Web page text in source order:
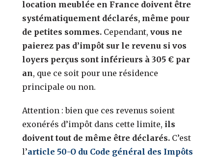
location meublée en France doivent être
systématiquement déclarés, même pour
de petites sommes. Cependant,vous ne
paierez pas d’impôt sur le revenu si vos
loyers perçus sont inférieurs à 305 € par
an, que ce soit pour une résidence
principale ou non.
Attention : bien que ces revenus soient
exonérés d’impôt dans cette limite, ils
doivent tout de même être déclarés. C’est
l’article 50-O du Code général des Impôts